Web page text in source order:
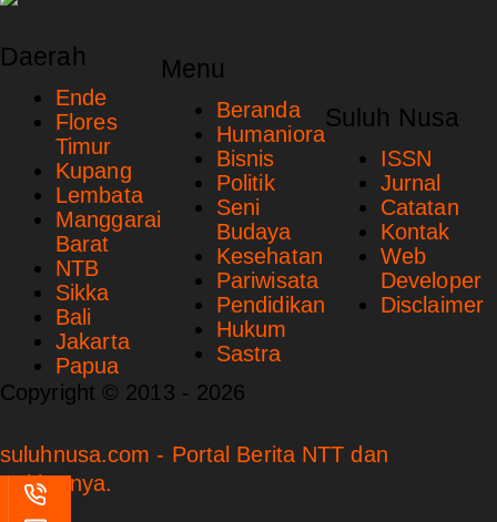
Daerah
Ende
Flores
Timur
Kupang
Lembata
Manggarai
Barat
NTB
Sikka
Bali
Jakarta
Papua
Menu
Beranda
Humaniora
Bisnis
Politik
Seni
Budaya
Kesehatan
Pariwisata
Pendidikan
Hukum
Sastra
Suluh Nusa
ISSN
Jurnal
Catatan
Kontak
Web
Developer
Disclaimer
Copyright © 2013 - 2026
suluhnusa.com - Portal Berita NTT dan
Sekitarnya.